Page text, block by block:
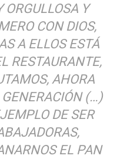
ORGULLOSA Y
CON DIOS,
A ELLOS ESTÁ
RESTAURANTE,
AHORA
(…)
DE SER
EL PAN